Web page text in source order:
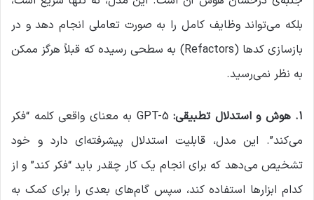
بلکه می‌تواند وظایف کامل را به صورت تعاملی انجام دهد و در
بازسازی کدها (Refactors) به سطحی رسیده که قبلاً هرگز ممکن
به نظر نمی‌رسید.
۱.هوش و استدلال تطبیقی:
GPT-5 به معنای واقعی کلمه “فکر
می‌کند”. این مدل، قابلیت استدلال پیشرفته‌ای دارد و خود
تشخیص می‌دهد که برای انجام یک کار چقدر باید “فکر کند” و از
کدام ابزارها استفاده کند، سپس گام‌های بعدی را برای کمک به